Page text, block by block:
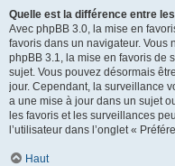
Quelle est la différence entre
Avec phpBB 3.0, la mise en
favoris dans un navigateur. Vous
phpBB 3.1, la mise en favoris de
sujet. Vous pouvez désormais
jour. Cependant, la surveillance
a une mise à jour dans un sujet
les favoris et les surveillances
l’utilisateur dans l’onglet «
Haut